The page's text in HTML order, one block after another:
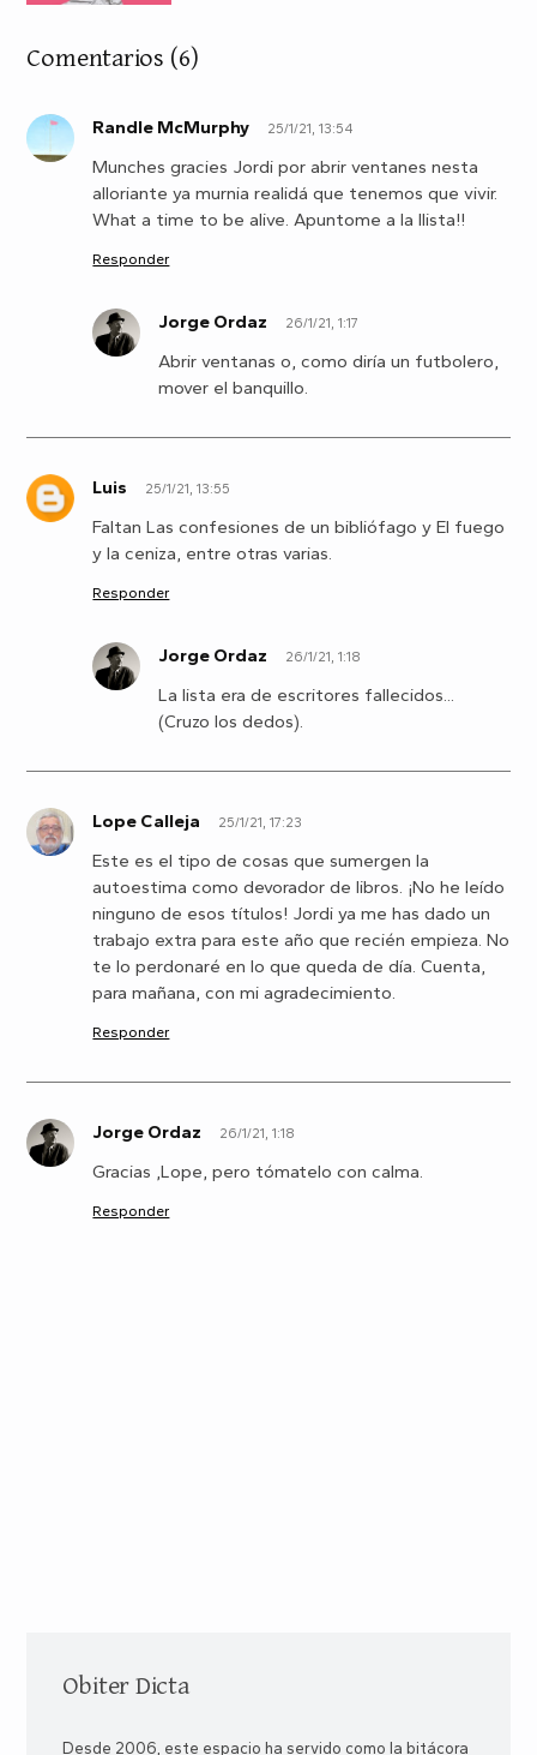
Comentarios (6)
R Randle McMurphy 25/1/21, 13:54
Munches gracies Jordi por abrir ventanes nesta
alloriante ya murnia realidá que tenemos que vivir.
What a time to be alive. Apuntome a la llista!!
Responder
R Jorge Ordaz 26/1/21, 1:17
Abrir ventanas o, como diría un futbolero,
mover el banquillo.
L Luis 25/1/21, 13:55
Faltan Las confesiones de un bibliófago y El fuego
y la ceniza, entre otras varias.
Responder
L Jorge Ordaz 26/1/21, 1:18
La lista era de escritores fallecidos...
(Cruzo los dedos).
L Lope Calleja 25/1/21, 17:23
Este es el tipo de cosas que sumergen la
autoestima como devorador de libros. ¡No he leído
ninguno de esos títulos! Jordi ya me has dado un
trabajo extra para este año que recién empieza. No
te lo perdonaré en lo que queda de día. Cuenta,
para mañana, con mi agradecimiento.
Responder
J Jorge Ordaz 26/1/21, 1:18
Gracias ,Lope, pero tómatelo con calma.
Responder
Obiter Dicta
Desde 2006, este espacio ha servido como la bitácora